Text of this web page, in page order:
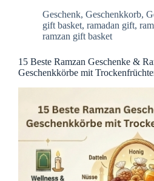
Geschenk, Geschenkkorb,
gift basket, ramadan gift,
ramzan gift basket
15 Beste Ramzan Geschenke &
Geschenkkörbe mit